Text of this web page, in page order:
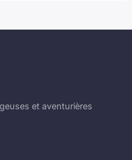
et aventurières